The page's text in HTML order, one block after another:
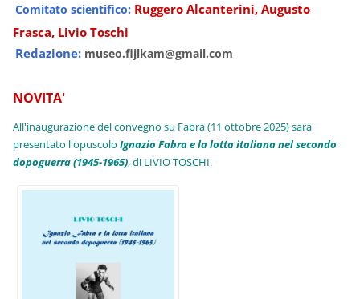
Comitato scientifico: Ruggero Alcanterini, Augusto
Frasca, Livio Toschi
Redazione: museo.fijlkam@gmail.com
NOVITA'
All'inaugurazione del convegno su Fabra (11 ottobre 2025) sarà
presentato l'opuscoloIgnazio Fabra e la lotta italiana nel secondo
dopoguerra (1945-1965), di LIVIO TOSCHI.